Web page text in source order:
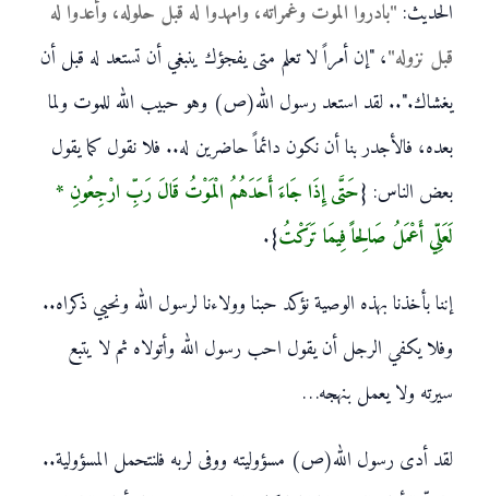
الحديث: "بادروا الموت وغمراته، وامهدوا له قبل حلوله، وأعدوا له
قبل نزوله"، "إن أمراً لا تعلم متى يفجؤك ينبغي أن تستعد له قبل أن
يغشاك.".. لقد استعد رسول الله(ص) وهو حبيب الله للموت ولما
بعده، فالأجدر بنا أن نكون دائماً حاضرين له.. فلا نقول كما يقول
بعض الناس: {حَتَّى إِذَا جَاءَ أَحَدَهُمُ الْمَوْتُ قَالَ رَبِّ ارْجِعُونِ *
لَعَلِّي أَعْمَلُ صَالِحاً فِيمَا تَرَكْتُ}.
إننا بأخذنا بهذه الوصية نؤكد حبنا وولاءنا لرسول الله ونحيي ذكراه..
وفلا يكفي الرجل أن يقول احب رسول الله وأتولاه ثم لا يتبع
سيرته ولا يعمل بنهجه…
لقد أدى رسول الله(ص) مسؤوليته ووفى لربه فلنتحمل المسؤولية..